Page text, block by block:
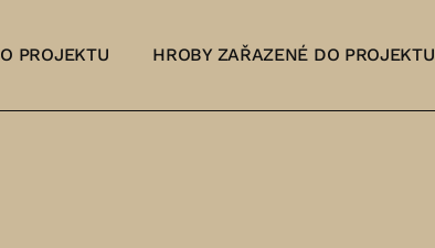
O PROJEKTU HROBY ZAŘAZENÉ DO PROJEKTU